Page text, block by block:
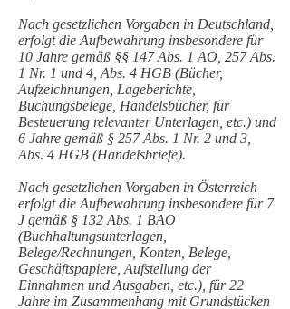
Nach gesetzlichen Vorgaben in Deutschland,
erfolgt die Aufbewahrung insbesondere für
10 Jahre gemäß §§ 147 Abs. 1 AO, 257 Abs.
1 Nr. 1 und 4, Abs. 4 HGB (Bücher,
Aufzeichnungen, Lageberichte,
Buchungsbelege, Handelsbücher, für
Besteuerung relevanter Unterlagen, etc.) und
6 Jahre gemäß § 257 Abs. 1 Nr. 2 und 3,
Abs. 4 HGB (Handelsbriefe).
Nach gesetzlichen Vorgaben in Österreich
erfolgt die Aufbewahrung insbesondere für 7
J gemäß § 132 Abs. 1 BAO
(Buchhaltungsunterlagen,
Belege/Rechnungen, Konten, Belege,
Geschäftspapiere, Aufstellung der
Einnahmen und Ausgaben, etc.), für 22
Jahre im Zusammenhang mit Grundstücken